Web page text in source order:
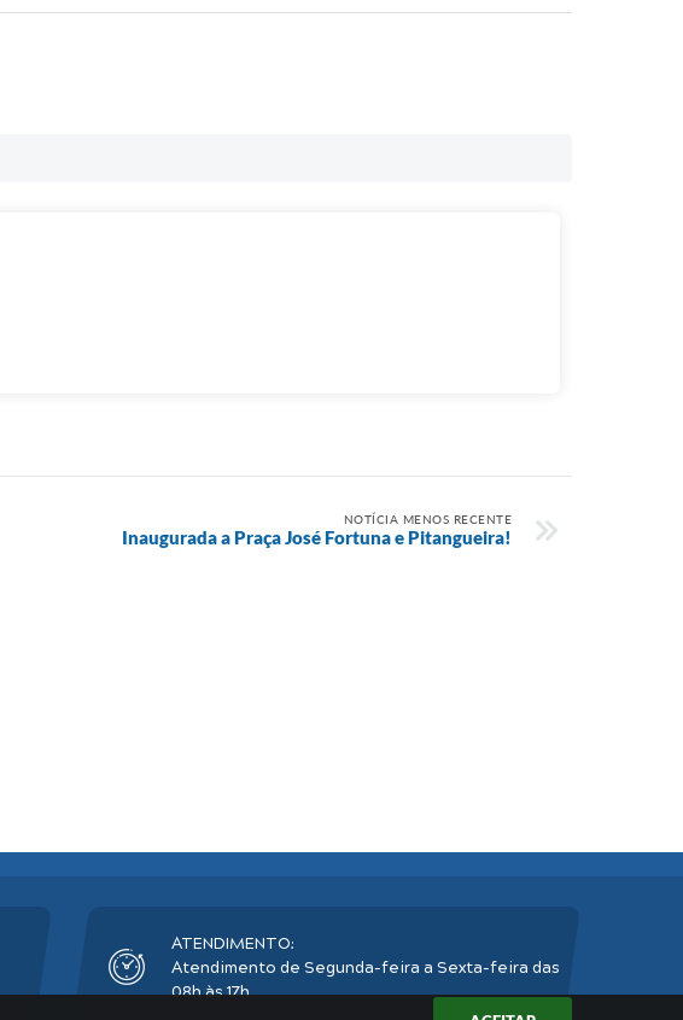
NOTÍCIA MENOS RECENTE
Inaugurada a Praça José Fortuna e Pitangueira!
ATENDIMENTO:
Atendimento de Segunda-feira a Sexta-feira das
08h às 17h